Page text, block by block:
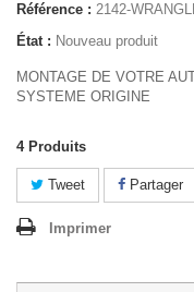
Référence : 2142-
État : Nouveau produit
MONTAGE DE VOTRE
SYSTEME ORIGINE
4 Produits
Tweet Partager
Imprimer